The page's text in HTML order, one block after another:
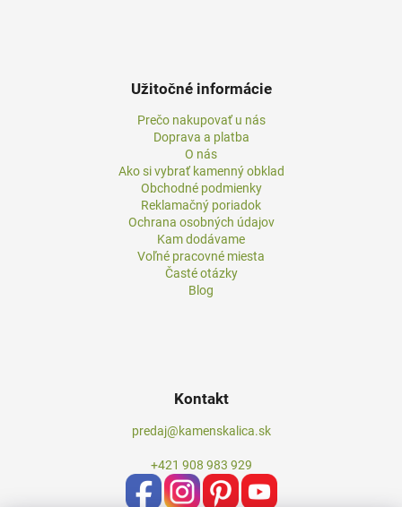
Užitočné informácie
Prečo nakupovať u nás
Doprava a platba
O nás
Ako si vybrať kamenný obklad
Obchodné podmienky
Reklamačný poriadok
Ochrana osobných údajov
Kam dodávame
Voľné pracovné miesta
Časté otázky
Blog
Kontakt
predaj@kamenskalica.sk
+421 908 983 929